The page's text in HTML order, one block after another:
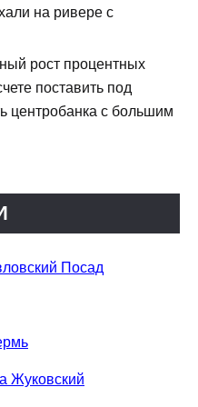
на ривере с
рост процентных
поставить под
центробанка с большим
Посад
Жуковский